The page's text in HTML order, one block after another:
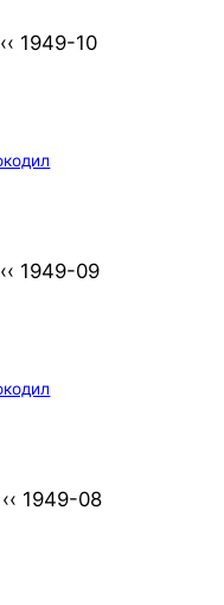
‹‹ 1949-10
‹‹ 1949-09
‹‹ 1949-08